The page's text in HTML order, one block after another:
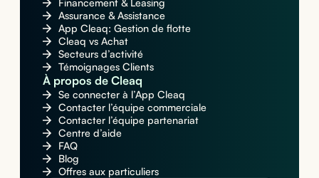
Financement & Leasing
Assurance & Assistance
App Cleaq: Gestion de flotte
Cleaq vs Achat
Secteurs d’activité
Témoignages Clients
À propos de Cleaq
Se connecter à l’App Cleaq
Contacter l’équipe commerciale
Contacter l’équipe partenariat
Centre d’aide
FAQ
Blog
Offres aux particuliers